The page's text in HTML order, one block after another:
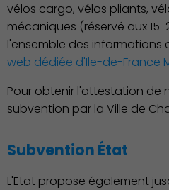
vélos cargo, vélos pliants,
mécaniques (réservé aux
l'ensemble des informations
web dédiée d'Ile-de-France
Pour obtenir l'attestation de
subvention par la Ville de
Subvention État
L'Etat propose également